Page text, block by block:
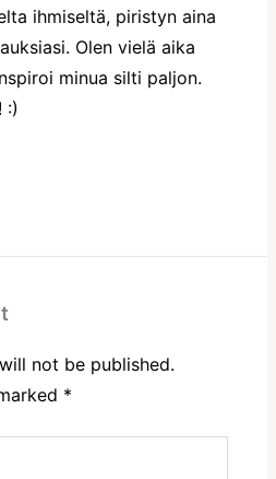
ihmiseltä, piristyn aina
Olen vielä aika
minua silti paljon.
:)
not be published.
*